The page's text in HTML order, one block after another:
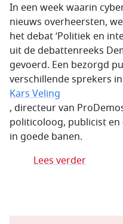
In een week waarin
nieuws overheersten,
het debat ’Politiek en
uit de debattenreeks
gevoerd. Een bezorgd
verschillende sprekers
Kars Veling
, directeur van
politicoloog, publicist
in goede banen.
Lees verder